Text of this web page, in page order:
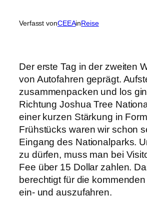
Verfasst vonCEEAinReise
Der erste Tag in der zweiten
von Autofahren geprägt.
zusammenpacken und los
Richtung Joshua Tree
einer kurzen Stärkung in
Frühstücks waren wir schon
Eingang des Nationalparks.
zu dürfen, muss man bei
Fee über 15 Dollar zahlen.
berechtigt für die
ein- und auszufahren.